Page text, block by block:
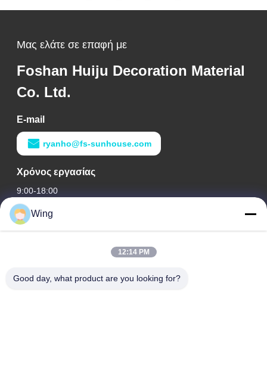
Μας ελάτε σε επαφή με
Foshan Huiju Decoration Material
Co. Ltd.
E-mail
ryanho@fs-sunhouse.com
Χρόνος εργασίας
9:00-18:00
Η διεύθυνσή μας
Διεθνές κτήριο Weiye, δρόμος Yixian, κωμόπολη του Δαλιού,
Wing
12:14 PM
Good day, what product are you looking for?